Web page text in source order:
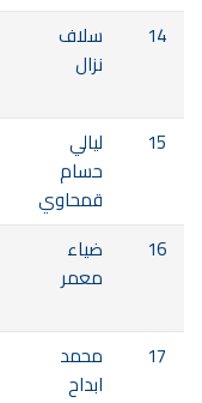
14
سلاف
نزال
15
ليالي
حسام
قمحاوي
16
ضياء
معمر
17
محمد
ابداح